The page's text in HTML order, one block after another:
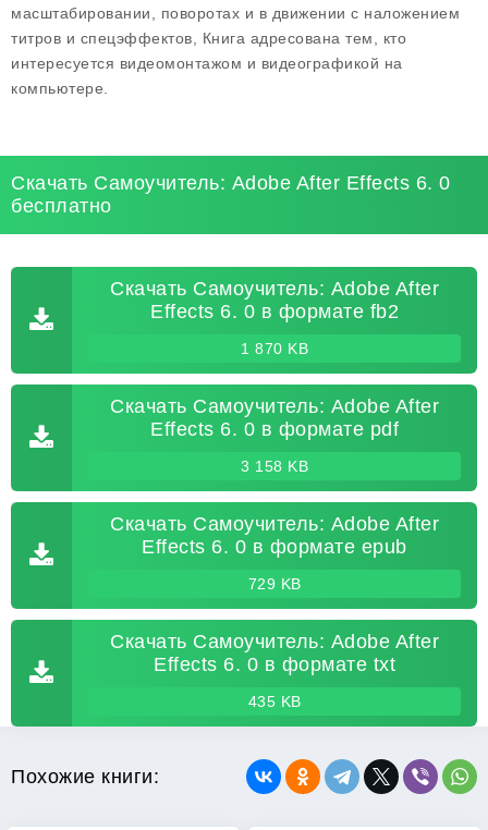
масштабировании, поворотах и в движении с наложением
титров и спецэффектов, Книга адресована тем, кто
интересуется видеомонтажом и видеографикой на
компьютере.
Скачать Самоучитель: Adobe After Effects 6. 0
бесплатно
Скачать Самоучитель: Adobe After
Effects 6. 0 в формате fb2
1 870 KB
Скачать Самоучитель: Adobe After
Effects 6. 0 в формате pdf
3 158 KB
Скачать Самоучитель: Adobe After
Effects 6. 0 в формате epub
729 KB
Скачать Самоучитель: Adobe After
Effects 6. 0 в формате txt
435 KB
Похожие книги: